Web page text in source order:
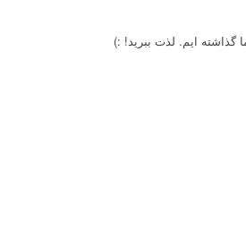
گذاشته ایم. لذت ببرید! :)